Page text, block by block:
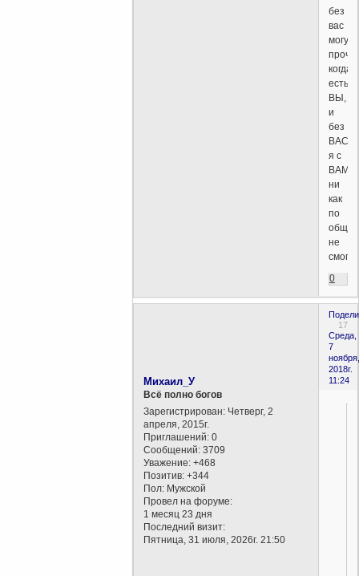
без
вас
могу
когда
есть
ВЫ,
и
без
ВАС,
я с
ВАМИ,
ни
как
по
не
0
17
Среда,
7
ноября,
2018г.
11:24
Михаил_У
Всё полно богов
Зарегистрирован: Четверг, 2
апреля, 2015г.
Приглашений: 0
Сообщений: 3709
Уважение: +468
Позитив: +344
Пол: Мужской
Провел на форуме:
1 месяц 23 дня
Последний визит:
Пятница, 31 июля, 2026г. 21:50